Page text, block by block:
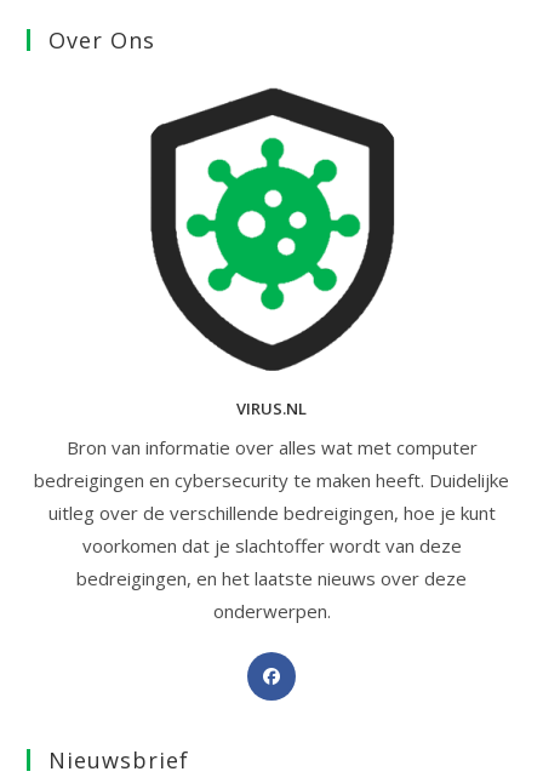
Over Ons
VIRUS.NL
Bron van informatie over alles wat met computer
bedreigingen en cybersecurity te maken heeft. Duidelijke
uitleg over de verschillende bedreigingen, hoe je kunt
voorkomen dat je slachtoffer wordt van deze
bedreigingen, en het laatste nieuws over deze
onderwerpen.
Opent
Nieuwsbrief